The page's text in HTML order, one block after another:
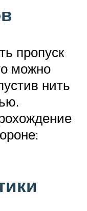
пропуск
можно
нить